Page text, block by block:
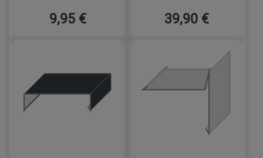
9,95 € 39,90 €